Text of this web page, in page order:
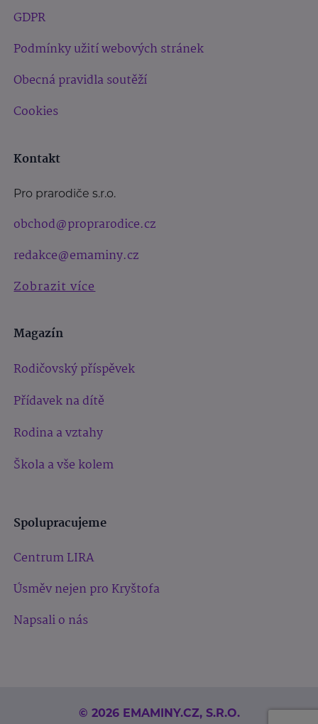
GDPR
Podmínky užití webových stránek
Obecná pravidla soutěží
Cookies
Kontakt
Pro prarodiče s.r.o.
obchod@proprarodice.cz
redakce@emaminy.cz
Zobrazit více
Magazín
Rodičovský příspěvek
Přídavek na dítě
Rodina a vztahy
Škola a vše kolem
Spolupracujeme
Centrum LIRA
Úsměv nejen pro Kryštofa
Napsali o nás
© 2026 EMAMINY.CZ, S.R.O.